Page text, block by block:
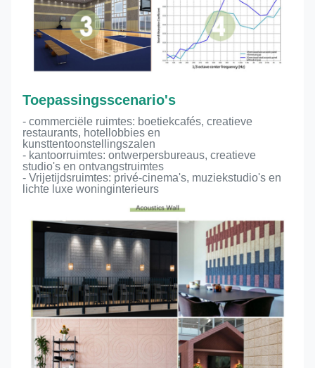
Toepassingsscenario's
- commerciële ruimtes: boetiekcafés, creatieve
restaurants, hotellobbies en
kunsttentoonstellingszalen
- kantoorruimtes: ontwerpersbureaus, creatieve
studio's en ontvangstruimtes
- Vrijetijdsruimtes: privé-cinema's, muziekstudio's en
lichte luxe woninginterieurs